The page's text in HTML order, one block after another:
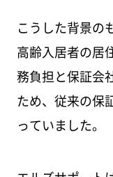
こうした背景の
高齢入居者の居
務負担と保証会
ため、従来の保
っていました。